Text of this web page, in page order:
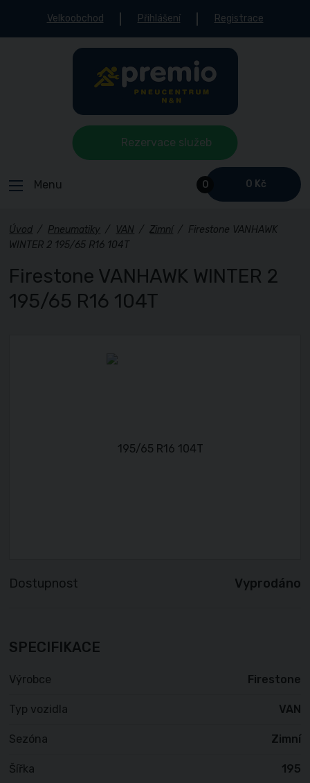
Velkoobchod Přihlášení Registrace
0 0 Kč
Menu
Rezervace služeb
Úvod / Pneumatiky / VAN / Zimní / Firestone VANHAWK
WINTER 2 195/65 R16 104T
Firestone VANHAWK WINTER 2
195/65 R16 104T
Dostupnost Vyprodáno
SPECIFIKACE
Výrobce Firestone
Typ vozidla VAN
Sezóna Zimní
Šířka 195